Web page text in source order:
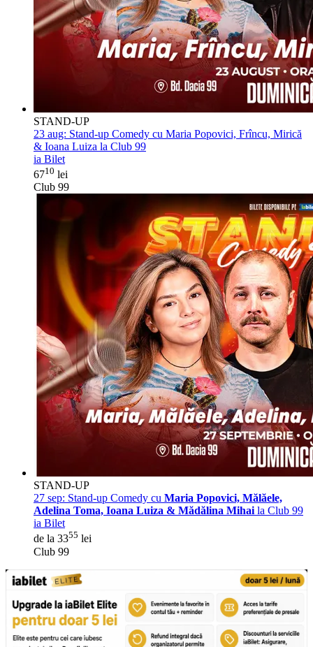
STAND-UP
23 aug: Stand-up Comedy cu Maria Popovici, Frîncu, Mirică
& Ioana Luiza la Club 99
ia Bilet
6710 lei
Club 99
STAND-UP
27 sep: Stand-up Comedy cu Maria Popovici, Mălăele,
Adelina Toma, Ioana Luiza & Mădălina Mihai la Club 99
ia Bilet
de la 3355 lei
Club 99